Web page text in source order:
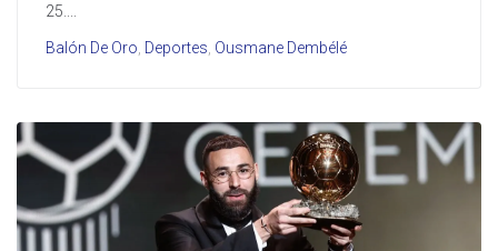
25....
Balón De Oro Deportes Ousmane Dembélé